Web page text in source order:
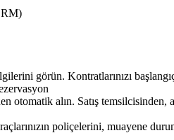
görün. Kontratlarınızı
otomatik alın. Satış
poliçelerini, muayene